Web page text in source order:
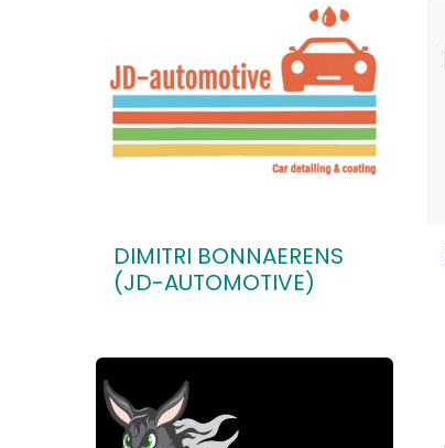
DIMITRI BONNAERENS
(JD-AUTOMOTIVE)